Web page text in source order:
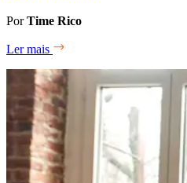
PorTime Rico
Ler mais